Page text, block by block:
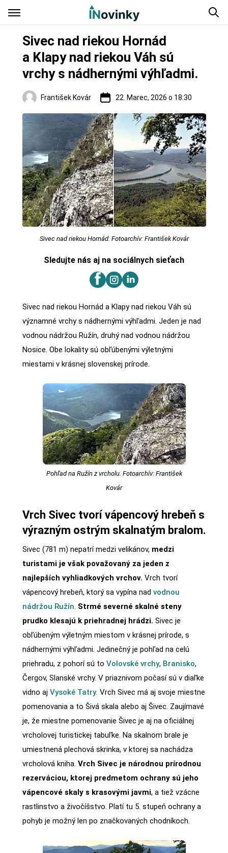
Sivec nad riekou Hornád
a Klapy nad riekou Váh sú
vrchy s nádhernými výhľadmi.
František Kovár 22. Marec, 2026 o 18:30
Sivec nad riekou Hornád. Fotoarchív: František Kovár
Sledujte nás aj na sociálnych sieťach
Sivec nad riekou Hornád a Klapy nad riekou Váh sú
významné vrchy s nádhernými výhľadmi. Jeden je nad
vodnou nádržou Ružín, druhý nad vodnou nádržou
Nosice. Obe lokality sú obľúbenými výletnými
miestami v krásnej slovenskej prírode.
Pohľad na Ružín z vrcholu. Fotoarchív: František
Kovár
Vrch Sivec tvorí vápencový hrebeň s
výrazným ostrým skalnatým bralom.
Sivec (781 m) nepatrí medzi velikánov, medzi
turistami je však považovaný za jeden z
najlepších vyhliadkových vrchov. Vrch tvorí
vápencový hrebeň, ktorý sa vypína nad vodnou
nádržou Ružín. Strmé severné skalné steny
prudko klesajú k priehradnej hrádzi. Sivec je
obľúbeným výletným miestom v krásnej prírode, s
nádhernými výhľadmi. Jedinečný je pohľad na celú
priehradu, z pohorí sú to Volovské vrchy, Branisko,
Čergov, Slanské vrchy. V priaznivom počasí sú v diaľke
vidno aj Vysoké Tatry. Vrch Sivec má aj svoje miestne
pomenovania a to Šivá skala alebo aj Šivec. Zaujímavé
je, že miestne pomenovanie Šivec je aj na oficiálnej
vrcholovej turistickej tabuľke. Na skalnom brale je
umiestnená plechová skrinka, v ktorej sa nachádza
vrcholová kniha. Vrch Sivec je národnou prírodnou
rezerváciou, ktorej predmetom ochrany sú jeho
vápencové skaly s krasovými javmi, a tiež vzácne
rastlinstvo a živočíšstvo. Platí tu 5. stupeň ochrany a
pohyb je možný len po značkovaných chodníkoch.